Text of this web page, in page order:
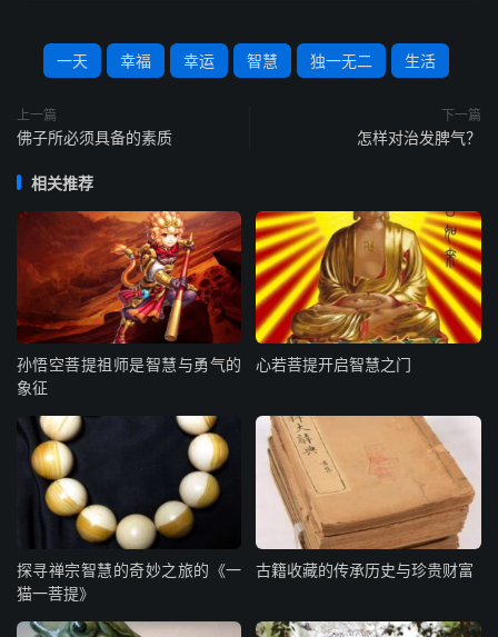
一天 幸福 幸运 智慧 独一无二 生活
上一篇
佛子所必须具备的素质
下一篇
怎样对治发脾气？
相关推荐
孙悟空菩提祖师是智慧与勇气的
象征
心若菩提开启智慧之门
探寻禅宗智慧的奇妙之旅的《一
猫一菩提》
古籍收藏的传承历史与珍贵财富